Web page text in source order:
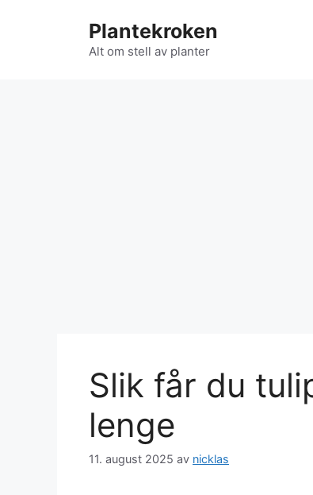
Plantekroken
Alt om stell av planter
Slik får du
lenge
11. august 2025 av nicklas